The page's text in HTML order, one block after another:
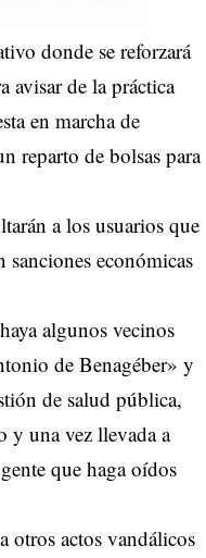
donde se reforzará
avisar de la práctica
en marcha de
reparto de bolsas para
a los usuarios que
económicas
algunos vecinos
de Benagéber» y
de salud pública,
y una vez llevada a
que haga oídos
otros actos vandálicos